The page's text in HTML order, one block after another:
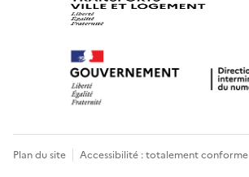
Plan du site Accessibilité : totalement conforme